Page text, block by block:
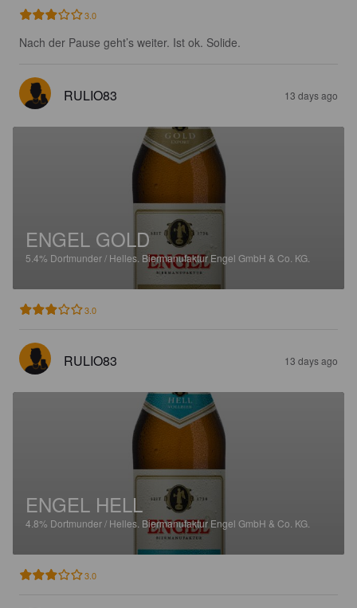
3.0
Nach der Pause geht’s weiter. Ist ok. Solide.
RULIO83 13 days ago
ENGEL GOLD
5.4% Dortmunder / Helles. Biermanufaktur Engel GmbH & Co. KG.
3.0
RULIO83 13 days ago
ENGEL HELL
4.8% Dortmunder / Helles. Biermanufaktur Engel GmbH & Co. KG.
3.0